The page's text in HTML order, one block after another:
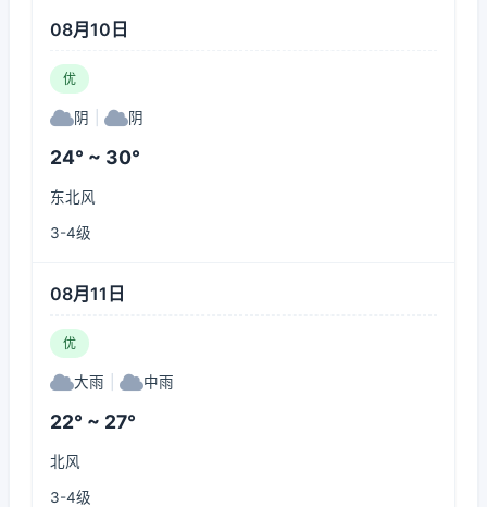
08月10日
优
阴 阴
24° ~ 30°
东北风
3-4级
08月11日
优
大雨 中雨
22° ~ 27°
北风
3-4级